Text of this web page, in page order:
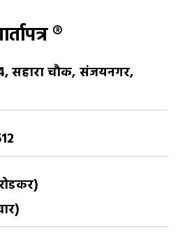
®
सहारा चौक, संजयनगर,